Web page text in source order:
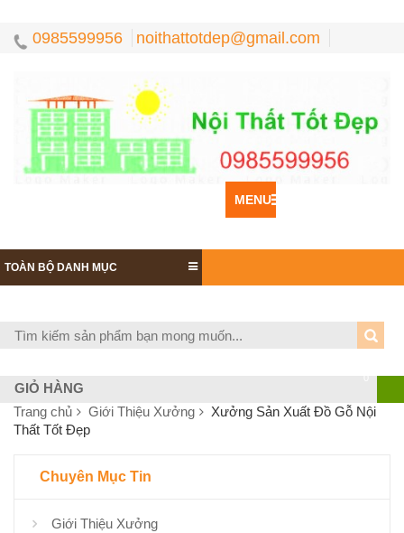
0985599956 noithattotdep@gmail.com
MENU
TOÀN BỘ DANH MỤC
GIỎ HÀNG
Trang chủ Giới Thiệu Xưởng
Xưởng Sản Xuất Đồ Gỗ Nội
Thất Tốt Đẹp
Chuyên Mục Tin
Giới Thiệu Xưởng